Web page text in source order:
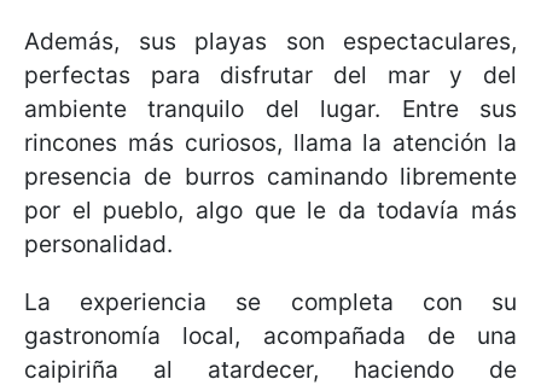
Además, sus playas son espectaculares,
perfectas para disfrutar del mar y del
ambiente tranquilo del lugar. Entre sus
rincones más curiosos, llama la atención la
presencia de burros caminando libremente
por el pueblo, algo que le da todavía más
personalidad.
La experiencia se completa con su
gastronomía local, acompañada de una
caipiriña al atardecer, haciendo de